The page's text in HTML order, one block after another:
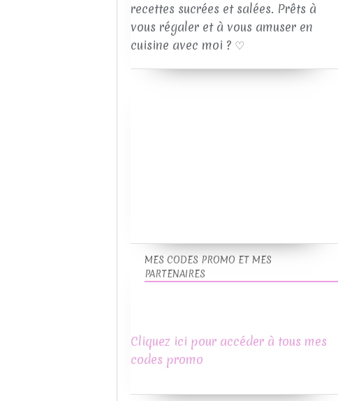
recettes sucrées et salées. Prêts à
vous régaler et à vous amuser en
cuisine avec moi ? ♡
MES CODES PROMO ET MES
PARTENAIRES
Cliquez ici pour accéder à tous mes
codes promo